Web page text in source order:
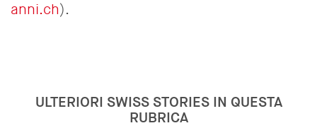
anni.ch).
ULTERIORI SWISS STORIES IN QUESTA
RUBRICA